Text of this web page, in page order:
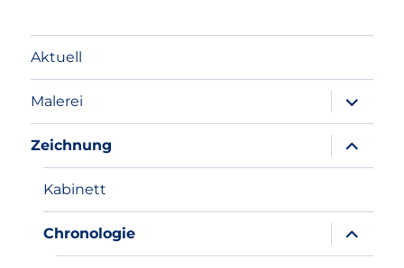
Aktuell
Malerei
anzeigen
Zeichnung
anzeigen
Kabinett
Chronologie
anzeigen